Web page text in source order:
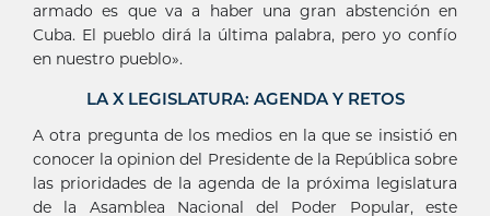
armado es que va a haber una gran abstención en
Cuba. El pueblo dirá la última palabra, pero yo confío
en nuestro pueblo».
LA X LEGISLATURA: AGENDA Y RETOS
A otra pregunta de los medios en la que se insistió en
conocer la opinion del Presidente de la República sobre
las prioridades de la agenda de la próxima legislatura
de la Asamblea Nacional del Poder Popular, este